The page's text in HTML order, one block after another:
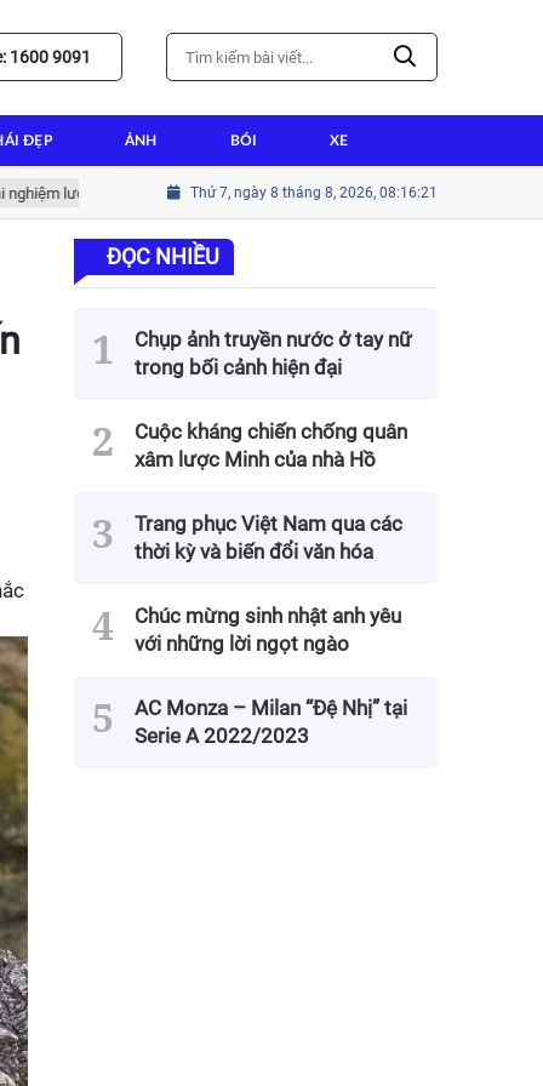
1600 9091
ĐẸP ẢNH BÓI XE
lướt web tốt nhất Hướng dẫn cài win tại nhà thành tín cho người
Thứ 7, ngày 8 tháng 8, 2026, 08:16:22
ĐỌC NHIỀU
Chụp ảnh truyền nước ở tay nữ
trong bối cảnh hiện đại
Cuộc kháng chiến chống quân
xâm lược Minh của nhà Hồ
Trang phục Việt Nam qua các
thời kỳ và biến đổi văn hóa
Chúc mừng sinh nhật anh yêu
với những lời ngọt ngào
AC Monza – Milan “Đệ Nhị” tại
Serie A 2022/2023